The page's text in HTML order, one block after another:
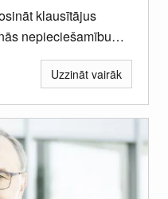
klausītājus
nepieciešamību
struktūru...
Uzzināt vairāk